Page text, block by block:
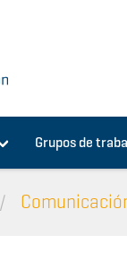
Grupos de